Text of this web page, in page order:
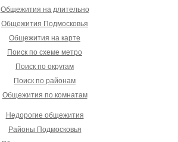
Общежития на длительно
Общежития Подмосковья
Общежития на карте
Поиск по схеме метро
Поиск по округам
Поиск по районам
Общежития по комнатам
Недорогие общежития
Районы Подмосковья